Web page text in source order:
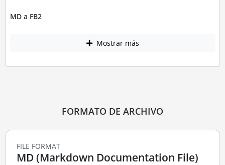
MD a FB2
Mostrar más
FORMATO DE ARCHIVO
FILE FORMAT
MD (Markdown Documentation File)